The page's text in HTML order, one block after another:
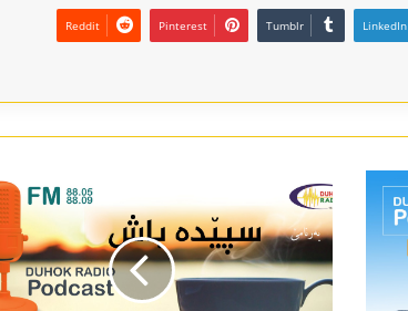
LinkedIn
Tumblr
Pinterest
Reddit